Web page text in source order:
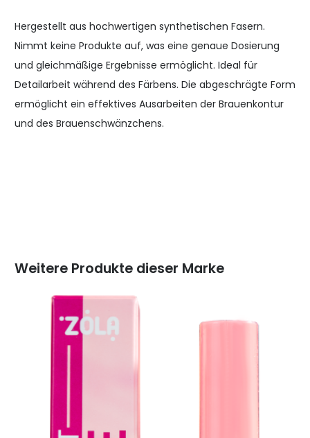
Hergestellt aus hochwertigen synthetischen Fasern.
Nimmt keine Produkte auf, was eine genaue Dosierung
und gleichmäßige Ergebnisse ermöglicht. Ideal für
Detailarbeit während des Färbens. Die abgeschrägte Form
ermöglicht ein effektives Ausarbeiten der Brauenkontur
und des Brauenschwänzchens.
Weitere Produkte dieser Marke